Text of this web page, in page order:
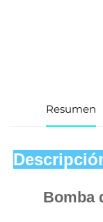
Resumen
Bomba